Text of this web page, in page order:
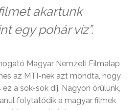
akartunk
egy pohár víz”.
Magyar Nemzeti Filmalap
az MTI-nek azt mondta, hogy
ez a sok-sok díj. Nagyon örülünk,
folytatódik a magyar filmek